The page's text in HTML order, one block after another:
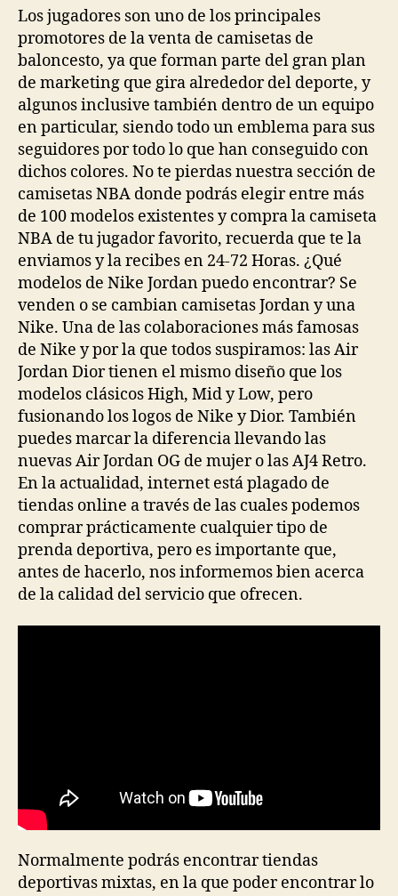
entrada
entrada
Los jugadores son uno de los principales
promotores de la venta de camisetas de
baloncesto, ya que forman parte del gran plan
de marketing que gira alrededor del deporte, y
algunos inclusive también dentro de un equipo
en particular, siendo todo un emblema para sus
seguidores por todo lo que han conseguido con
dichos colores. No te pierdas nuestra sección de
camisetas NBA donde podrás elegir entre más
de 100 modelos existentes y compra la camiseta
NBA de tu jugador favorito, recuerda que te la
enviamos y la recibes en 24-72 Horas. ¿Qué
modelos de Nike Jordan puedo encontrar? Se
venden o se cambian camisetas Jordan y una
Nike. Una de las colaboraciones más famosas
de Nike y por la que todos suspiramos: las Air
Jordan Dior tienen el mismo diseño que los
modelos clásicos High, Mid y Low, pero
fusionando los logos de Nike y Dior. También
puedes marcar la diferencia llevando las
nuevas Air Jordan OG de mujer o las AJ4 Retro.
En la actualidad, internet está plagado de
tiendas online a través de las cuales podemos
comprar prácticamente cualquier tipo de
prenda deportiva, pero es importante que,
antes de hacerlo, nos informemos bien acerca
de la calidad del servicio que ofrecen.
Normalmente podrás encontrar tiendas
deportivas mixtas, en la que poder encontrar lo